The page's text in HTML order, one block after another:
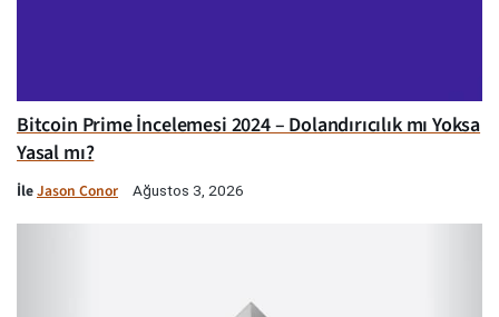
Bitcoin Prime İncelemesi 2024 – Dolandırıcılık mı Yoksa
Yasal mı?
İleJason Conor Ağustos 3, 2026